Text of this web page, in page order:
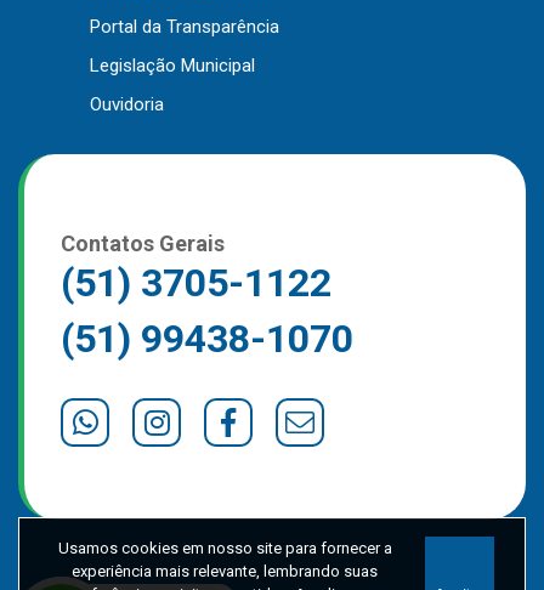
Outros
Página Inicial
Usamos cookies em nosso site para fornecer a
experiência mais relevante, lembrando suas
Portal da Transparência
Legislação Municipal
Ouvidoria
Contatos Gerais
(51) 3705-1122
(51) 99438-1070